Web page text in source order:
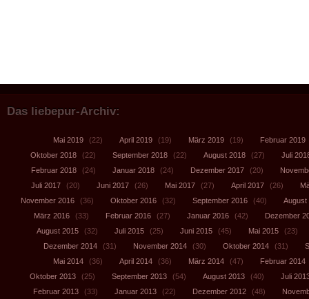
Das liebepur-Archiv:
Mai 2019 (22) April 2019 (19) März 2019 (19) Februar 2019
Oktober 2018
(22) September 2018 (22) August 2018 (27)
Juli
Februar 2018
(24) Januar 2018 (24) Dezember 2017 (20)
Juli 2017
(20) Juni 2017 (26) Mai 2017 (27) April 2017 (26)
November 2016
(36) Oktober 2016 (32) September 2016 (40)
August
März 2016
(33) Februar 2016 (27) Januar 2016 (42)
Dezember
August 2015
(32) Juli 2015 (25) Juni 2015 (45) Mai 2015
(23)
Dezember 2014
(31) November 2014 (30) Oktober 2014 (31)
Mai 2014
(36) April 2014 (36) März 2014 (47) Februar 2014
Oktober 2013
(25) September 2013 (54) August 2013 (40)
Juli
Februar 2013
(33) Januar 2013 (22) Dezember 2012 (48)